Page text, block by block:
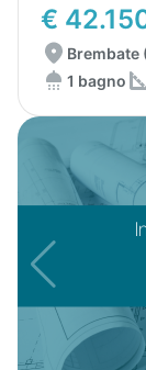
€
Brembate
1 bagno